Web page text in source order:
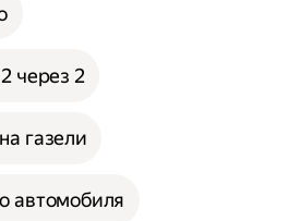
через 2
газели
автомобиля